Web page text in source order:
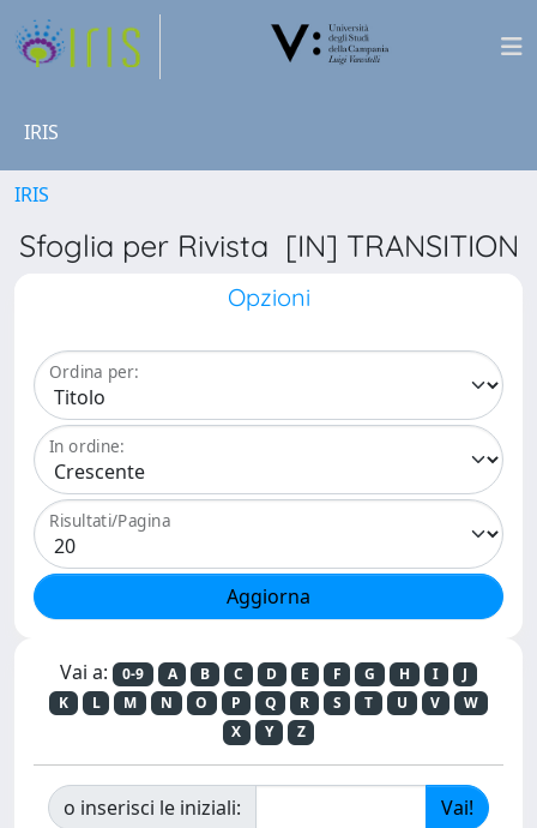
IRIS
IRIS
Sfoglia per Rivista [IN] TRANSITION
Opzioni
Ordina per:
In ordine:
Risultati/Pagina
Vai a: 0-9 A B C D E F G H I
J
K
L M N O P Q R S T U V
W
X
Y Z
o inserisci le iniziali: